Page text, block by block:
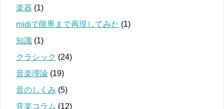
楽器 (1)
midiで限界まで再現してみた (1)
知識 (1)
クラシック (24)
音楽理論 (19)
音のしくみ (5)
音楽コラム (12)